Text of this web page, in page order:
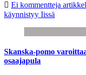
Ei kommentteja
käynnistyy Iissä
Skanska-pomo
osaajapula